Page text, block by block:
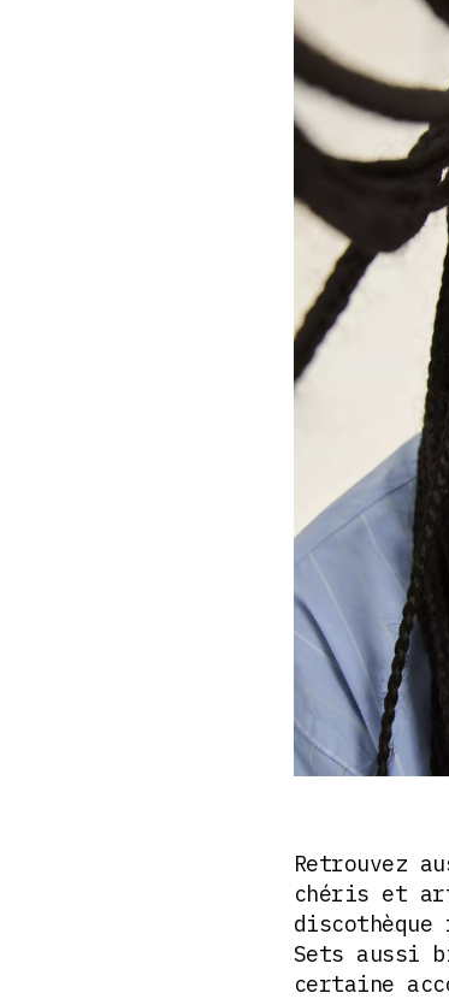
Retrouvez
chéris et
Sets aussi
certaine